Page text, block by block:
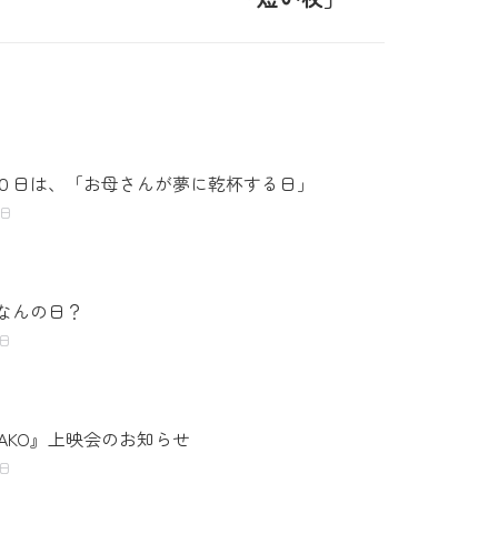
日は、「お母さんが夢に乾杯する日」
んの日？
』上映会のお知らせ